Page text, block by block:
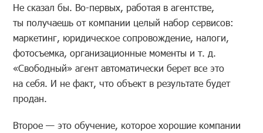
Не сказал бы. Во-первых, работая в агентстве,
ты получаешь от компании целый набор сервисов:
маркетинг, юридическое сопровождение, налоги,
фотосъемка, организационные моменты и т. д.
«Свободный» агент автоматически берет все это
на себя. И не факт, что объект в результате будет
продан.
Второе — это обучение, которое хорошие компании